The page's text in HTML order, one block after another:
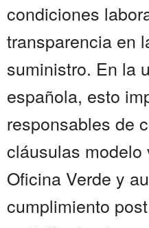
condiciones
transparencia en
suministro. En la
española, esto
responsables de
cláusulas
Oficina Verde y
cumplimiento